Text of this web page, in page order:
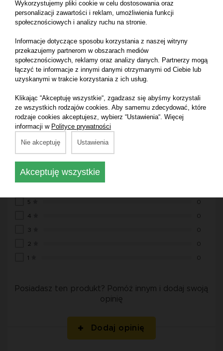
Specyfikacja techniczna:
Średnica: 150 mm
Ilość otworów: 15H
Opinie o produkcie:
Średnia ocena:
0.0
5 0
4 0
3 0
2 0
1 0
Posiadasz ten produkt? Pomóż innym i dodaj swoją
opinię
Dodaj opinię
Wykorzystujemy pliki cookie w celu dostosowania oraz
personalizacji zawartości i reklam, umożliwienia funkcji
społecznościowych i analizy ruchu na stronie.
Informacje dotyczące sposobu korzystania z naszej witryny
przekazujemy partnerom w obszarach mediów
społecznościowych, reklamy oraz analizy danych. Partnerzy mogą
łączyć te informacje z innymi danymi otrzymanymi od Ciebie lub
uzyskanymi w trakcie korzystania z ich usług.
Klikając “Akceptuję wszystkie“, zgadzasz się abyśmy korzystali
ze wszystkich rodzajów cookies. Aby samemu zdecydować, które
rodzaje cookies akceptujesz, wybierz “Ustawienia“. Więcej
informacji w Polityce prywatności
Nie akceptuję Ustawienia
Akceptuję wszystkie